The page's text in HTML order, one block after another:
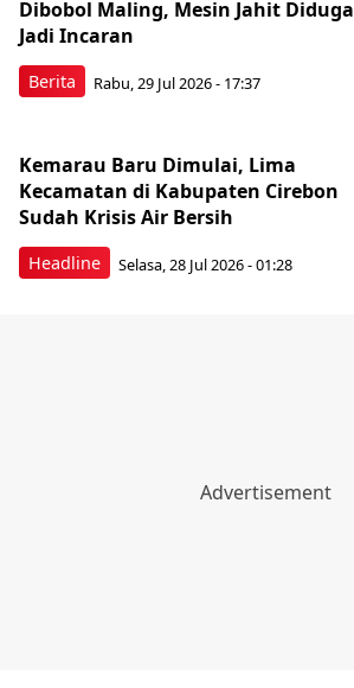
Berita
Dibobol Maling, Mesin Jahit Diduga
Jadi Incaran
Rabu, 29 Jul 2026 - 17:37
Headline
Kemarau Baru Dimulai, Lima
Kecamatan di Kabupaten Cirebon
Sudah Krisis Air Bersih
Selasa, 28 Jul 2026 - 01:28